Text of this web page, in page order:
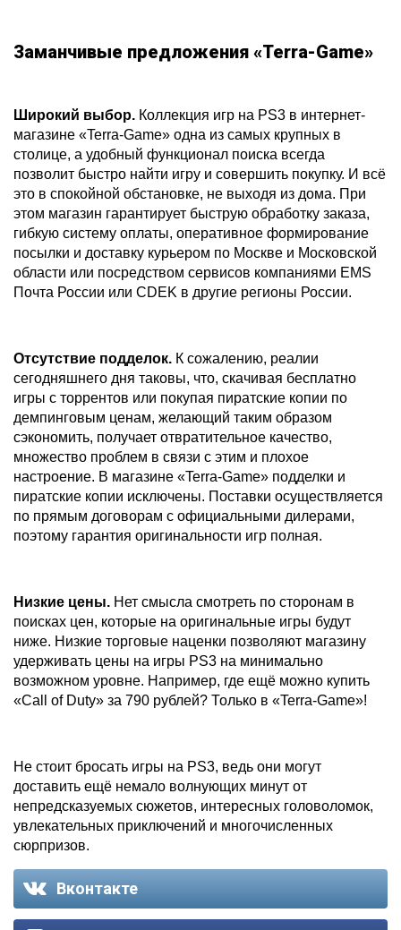
Заманчивые предложения «Terra-Game»
Широкий выбор. Коллекция игр на PS3 в интернет-
магазине «Terra-Game» одна из самых крупных в
столице, а удобный функционал поиска всегда
позволит быстро найти игру и совершить покупку. И всё
это в спокойной обстановке, не выходя из дома. При
этом магазин гарантирует быструю обработку заказа,
гибкую систему оплаты, оперативное формирование
посылки и доставку курьером по Москве и Московской
области или посредством сервисов компаниями EMS
Почта России или CDEK в другие регионы России.
Отсутствие подделок. К сожалению, реалии
сегодняшнего дня таковы, что, скачивая бесплатно
игры с торрентов или покупая пиратские копии по
демпинговым ценам, желающий таким образом
сэкономить, получает отвратительное качество,
множество проблем в связи с этим и плохое
настроение. В магазине «Terra-Game» подделки и
пиратские копии исключены. Поставки осуществляется
по прямым договорам с официальными дилерами,
поэтому гарантия оригинальности игр полная.
Низкие цены. Нет смысла смотреть по сторонам в
поисках цен, которые на оригинальные игры будут
ниже. Низкие торговые наценки позволяют магазину
удерживать цены на игры PS3 на минимально
возможном уровне. Например, где ещё можно купить
«Call of Duty» за 790 рублей? Только в «Terra-Game»!
Не стоит бросать игры на PS3, ведь они могут
доставить ещё немало волнующих минут от
непредсказуемых сюжетов, интересных головоломок,
увлекательных приключений и многочисленных
сюрпризов.
Вконтакте